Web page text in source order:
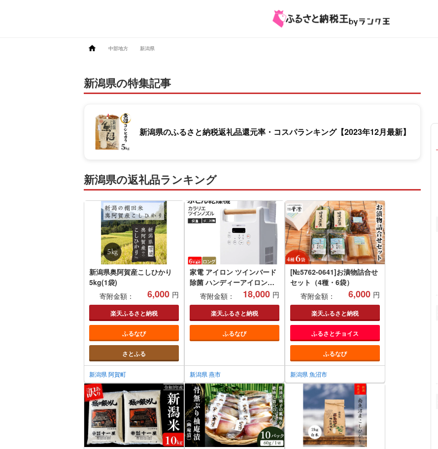
中部地方 新潟県
新潟県の特集記事
新潟県のふるさと納税返礼品還元率・コスパランキング【2023年12月最新】
新潟県の返礼品ランキング
新潟県奥阿賀産こしひかり
5kg(1袋)
寄附金額：
6,000 円
楽天ふるさと納税
ふるなび
さとふる
新潟県 阿賀町
家電 アイロン ツインバード
除菌 ハンディーアイロン＆
スチーマー (SA-4
寄附金額： 18,000 円
楽天ふるさと納税
ふるなび
新潟県 燕市
[№5762-0641]お漬物詰合せ
セット（4種・6袋）
寄附金額：
6,000 円
楽天ふるさと納税
ふるさとチョイス
ふるなび
新潟県 魚沼市